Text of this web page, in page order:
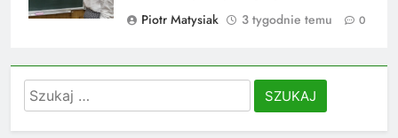
Piotr Matysiak
3 tygodnie temu 0
Szukaj: